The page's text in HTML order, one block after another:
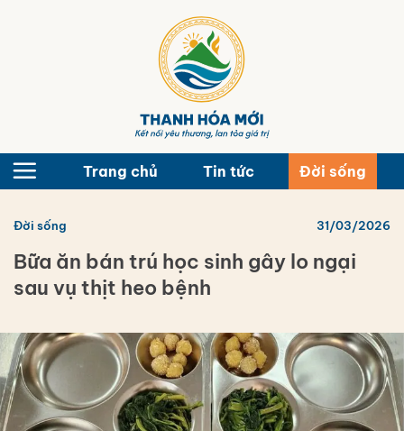
Trang chủ Tin tức Đời sống
Đời sống 31/03/2026
Bữa ăn bán trú học sinh gây lo ngại
sau vụ thịt heo bệnh